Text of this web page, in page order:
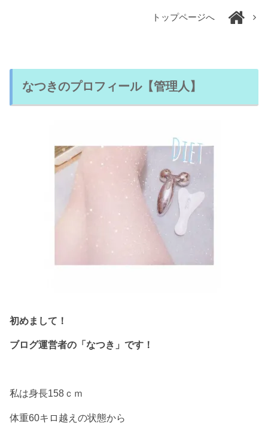
トップページへ
なつきのプロフィール【管理人】
初めまして！
ブログ運営者の「なつき」です！
私は身長158ｃｍ
体重60キロ越えの状態から